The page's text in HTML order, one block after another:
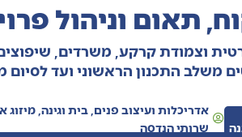
תאום וניהול
וצמודת קרקע, משרדים, שיפוצים
משלב התכנון הראשוני ועד לסיום
אדריכלות ועיצוב פנים ,בית וגינה ,מיזוג
שרותי הנדסה